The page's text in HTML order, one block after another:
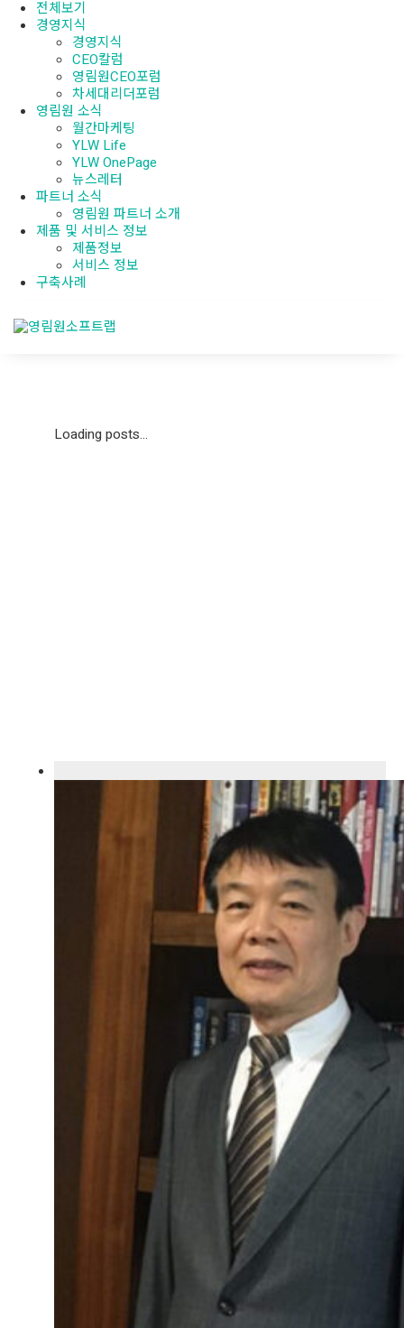
전체보기
경영지식
경영지식
CEO칼럼
영림원CEO포럼
차세대리더포럼
영림원 소식
월간마케팅
YLW Life
YLW OnePage
뉴스레터
파트너 소식
영림원 파트너 소개
제품 및 서비스 정보
제품정보
서비스 정보
구축사례
Loading posts...